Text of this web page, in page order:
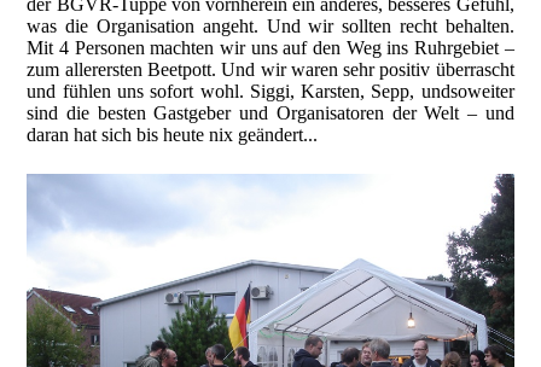
der BGVR-Tuppe von vornherein ein anderes, besseres Gefühl,
was die Organisation angeht. Und wir sollten recht behalten.
Mit 4 Personen machten wir uns auf den Weg ins Ruhrgebiet –
zum allerersten Beetpott. Und wir waren sehr positiv überrascht
und fühlen uns sofort wohl. Siggi, Karsten, Sepp, undsoweiter
sind die besten Gastgeber und Organisatoren der Welt – und
daran hat sich bis heute nix geändert...